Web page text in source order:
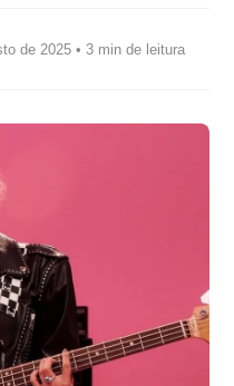
de 2025 • 3 min de leitura